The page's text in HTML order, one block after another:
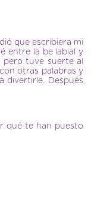
que escribiera mi
entre la be labial y
pero tuve suerte al
otras palabras y
divertirle. Después
qué te han puesto